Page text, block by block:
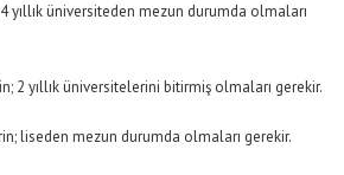
yıllık üniversiteden mezun durumda olmaları
2 yıllık üniversitelerini bitirmiş olmaları gerekir.
liseden mezun durumda olmaları gerekir.